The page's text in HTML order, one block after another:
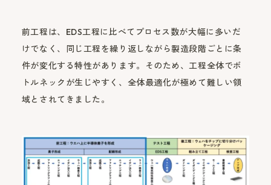
前工程は、EDS工程に比べてプロセス数が大幅に多いだ
けでなく、同じ工程を繰り返しながら製造段階ごとに条
件が変化する特性があります。そのため、工程全体でボ
トルネックが生じやすく、全体最適化が極めて難しい領
域とされてきました。